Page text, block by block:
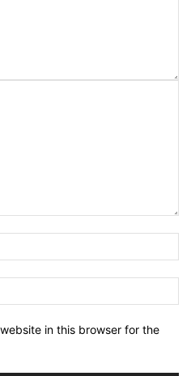
in this browser for the